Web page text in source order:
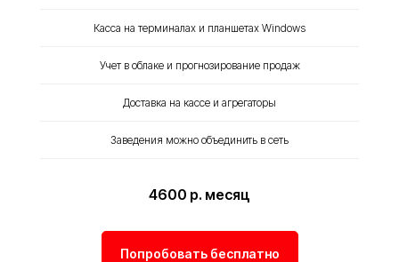
Касса на терминалах и планшетах Windows
Учет в облаке и прогнозирование продаж
Доставка на кассе и агрегаторы
Заведения можно объединить в сеть
4600 р. месяц
Попробовать бесплатно